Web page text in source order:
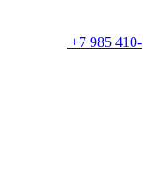
+7 985 410-